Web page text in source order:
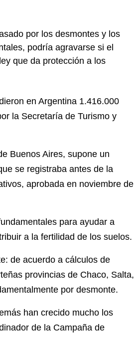
por los desmontes y los
podría agravarse si el
que da protección a los
en Argentina 1.416.000
la Secretaría de Turismo y
Buenos Aires, supone un
se registraba antes de la
aprobada en noviembre de
para ayudar a
a la fertilidad de los suelos.
de acuerdo a cálculos de
provincias de Chaco, Salta,
por desmonte.
han crecido mucho los
de la Campaña de